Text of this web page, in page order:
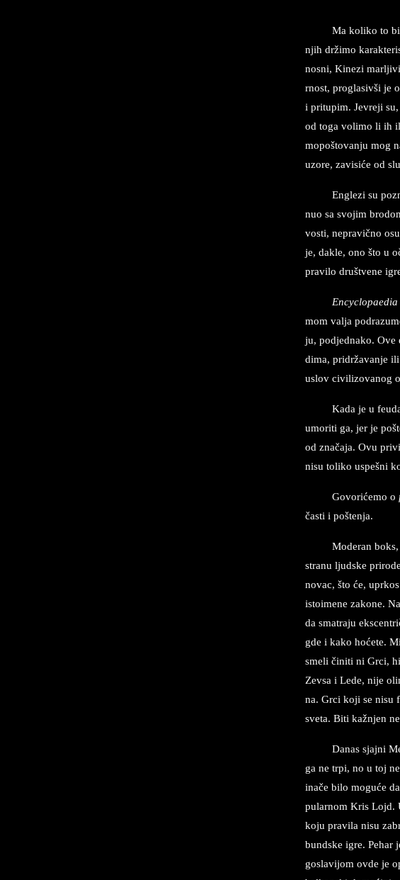
Ma ko­li­ko to
njih držimo
no­sni, Kinezi
rnost, pro­gla­siv­ši je
i pri­tu­pim. Jevre­ji
od toga vo­li­mo li ih
mo­pošto­van­ju mog
uzo­re, za­vi­siće od
En­gle­zi su
nuo sa svo­jim
vo­sti, ne­pra­vično
je, da­kle, ono što u
pra­vi­lo društve­ne
mom val­ja
ju, pod­jed­na­ko. Ove
di­ma, pri­državan­je
uslov ci­vi­li­zo­va­nog
Kada je u
umo­ri­ti ga, jer je
od značaja. Ovu
nisu to­li­ko uspešni
Go­vo­rićemo o
časti i pošten­ja.
Mo­de­ran
stra­nu ljud­ske
no­vac, što će,
isto­i­me­ne zakone.
da sma­tra­ju
gde i kako hoćete.
sme­li čini­ti ni Grci,
Zev­sa i Lede, nije
na. Grci koji se nisu
sve­ta. Biti kažnjen
Da­nas sjaj­ni
ga ne trpi, no u toj
inače bilo moguće
pu­la­rnom Kris Lojd.
koju pra­vi­la nisu
bund­ske igre. Pe­har
go­sla­vi­jom ovde je